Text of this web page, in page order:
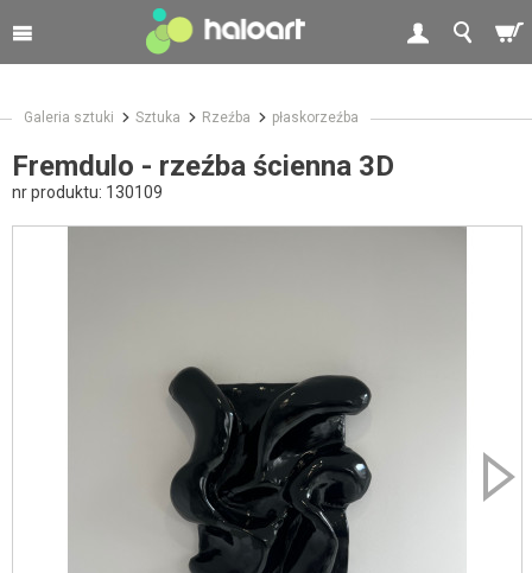
Galeria sztuki Sztuka Rzeźba płaskorzeźba
Fremdulo - rzeźba ścienna 3D
nr produktu: 130109